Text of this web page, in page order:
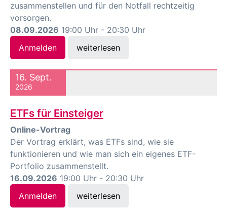
zusammenstellen und für den Notfall rechtzeitig
vorsorgen.
08.09.2026 19:00 Uhr - 20:30 Uhr
Anmelden
weiterlesen
16. Sept.
2026
ETFs für Einsteiger
Online-Vortrag
Der Vortrag erklärt, was ETFs sind, wie sie
funktionieren und wie man sich ein eigenes ETF-
Portfolio zusammenstellt.
16.09.2026 19:00 Uhr - 20:30 Uhr
Anmelden
weiterlesen